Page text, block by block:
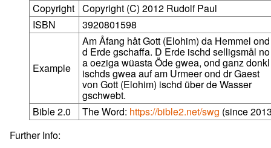
Copyright Copyright (C) 2012 Rudolf Paul
ISBN
3920801598
Example
Am Åfang håt Gott (Elohim) da Hemmel ond
d Erde gschaffa. D Erde ischd selligsmål no
a oeziga wüasta Öde gwea, ond ganz donkl
ischds gwea auf am Urmeer ond dr Gaest
von Gott (Elohim) ischd über de Wasser
gschwebt.
Bible 2.0
The Word: https://bible2.net/swg (since
Further Info: